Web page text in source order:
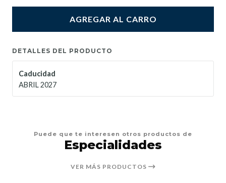
AGREGAR AL CARRO
DETALLES DEL PRODUCTO
Caducidad
ABRIL 2027
Puede que te interesen otros productos de
Especialidades
VER MÁS PRODUCTOS